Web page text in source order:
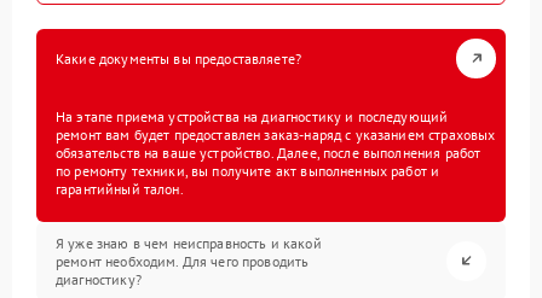
Какие документы вы предоставляете?
На этапе приема устройства на диагностику и последующий
ремонт вам будет предоставлен заказ-наряд с указанием страховых
обязательств на ваше устройство. Далее, после выполнения работ
по ремонту техники, вы получите акт выполненных работ и
гарантийный талон.
Я уже знаю в чем неисправность и какой
ремонт необходим. Для чего проводить
диагностику?